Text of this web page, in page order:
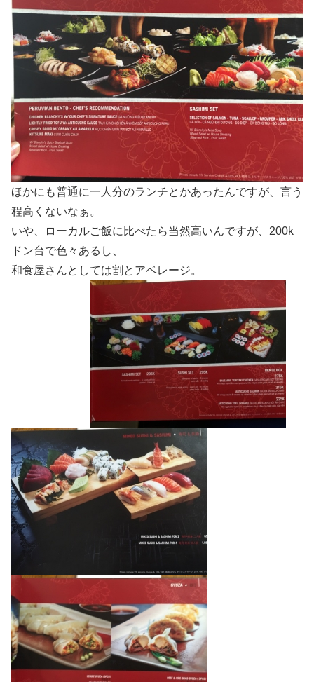
ほかにも普通に一人分のランチとかあったんですが、言う
程高くないなぁ。
いや、ローカルご飯に比べたら当然高いんですが、200k
ドン台で色々あるし、
和食屋さんとしては割とアベレージ。